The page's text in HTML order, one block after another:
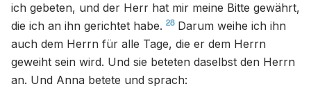
ich gebeten, und der Herr hat mir meine Bitte gewährt,
die ich an ihn gerichtet habe. 28 Darum weihe ich ihn
auch dem Herrn für alle Tage, die er dem Herrn
geweiht sein wird. Und sie beteten daselbst den Herrn
an. Und Anna betete und sprach: